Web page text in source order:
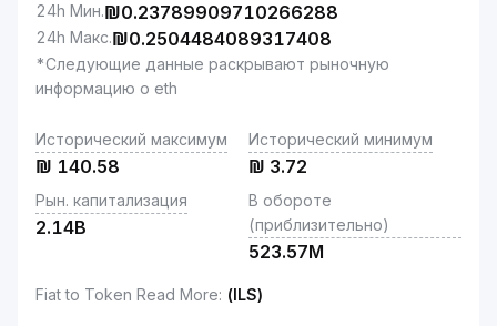
24h Мин.₪0.23789909710266288
24h Макс.₪0.2504484089317408
*Следующие данные раскрывают рыночную
информацию о eth
Исторический максимум
₪ 140.58
Исторический минимум
₪ 3.72
Рын. капитализация
2.14B
В обороте
(приблизительно)
523.57M
Fiat to Token Read More: (ILS)